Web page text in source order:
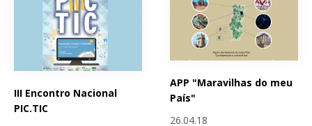
III Encontro Nacional
PIC.TIC
APP "Maravilhas do meu
País"
26.04.18
Páginas